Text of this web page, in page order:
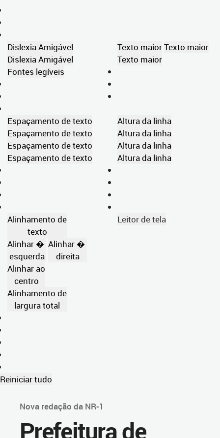
Dislexia Amigável
Dislexia Amigável
Fontes legíveis
Texto maiorTexto maior
Texto maior
Espaçamento de texto
Espaçamento de texto
Espaçamento de texto
Espaçamento de texto
Altura da linha
Altura da linha
Altura da linha
Altura da linha
Alinhamento de
texto
Alinhar �
esquerda
Alinhar �
direita
Alinhar ao
centro
Alinhamento de
largura total
Leitor de tela
Reiniciar tudo
Nova redação da NR-1
Prefeitura de